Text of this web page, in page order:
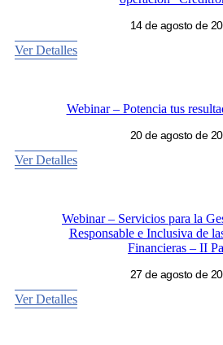
14 de agosto de
Ver Detalles
Webinar – Potencia tus
20 de agosto de
Ver Detalles
Webinar – Servicios para la
Responsable e Inclusiva de
Financieras – II
27 de agosto de
Ver Detalles